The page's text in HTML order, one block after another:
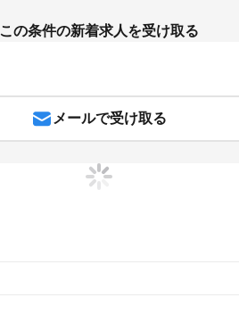
この条件の新着求人を受け取る
メールで受け取る